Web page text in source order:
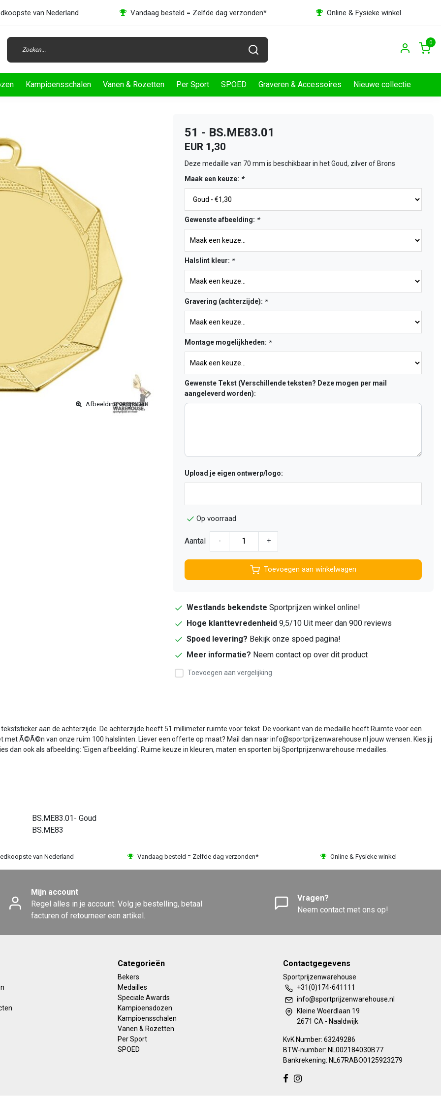
van Nederland Vandaag besteld = Zelfde dag verzonden* Online & Fysieke winkel
0
Kampioensschalen Vanen & Rozetten Per Sport SPOED Graveren & Accessoires Nieuwe collectie
Afbeelding vergroten
51 - BS.ME83.01
EUR 1,30
Deze medaille van 70 mm is beschikbaar in het Goud, zilver of Brons
Maak een keuze: *
Gewenste afbeelding: *
Halslint kleur: *
Gravering (achterzijde): *
Montage mogelijkheden: *
Gewenste Tekst (Verschillende teksten? Deze mogen per mail
aangeleverd worden):
Upload je eigen ontwerp/logo:
Op voorraad
Aantal - +
Toevoegen aan winkelwagen
Westlands bekendste Sportprijzen winkel online!
Hoge klanttevredenheid 9,5/10 Uit meer dan 900 reviews
Spoed levering? Bekijk onze spoed pagina!
Meer informatie? Neem contact op over dit product
Toevoegen aan vergelijking
aan de achterzijde. De achterzijde heeft 51 millimeter ruimte voor tekst. De voorkant van de medaille heeft Ruimte voor een
Ã©Ã©n van onze ruim 100 halslinten. Liever een offerte op maat? Mail dan naar info@sportprijzenwarehouse.nl jouw wensen. Kies jij
dan ook als afbeelding: 'Eigen afbeelding'. Ruime keuze in kleuren, maten en sporten bij Sportprijzenwarehouse medailles.
BS.ME83.01- Goud
BS.ME83
van Nederland Vandaag besteld = Zelfde dag verzonden* Online & Fysieke winkel
Mijn account
Regel alles in je account. Volg je bestelling, betaal
facturen of retourneer een artikel.
Vragen?
Neem contact met ons op!
Categorieën
Bekers
Medailles
Speciale Awards
Kampioensdozen
Kampioensschalen
Vanen & Rozetten
Per Sport
SPOED
Contactgegevens
Sportprijzenwarehouse
+31(0)174-641111
info@sportprijzenwarehouse.nl
Kleine Woerdlaan 19
2671 CA - Naaldwijk
KvK Number: 63249286
BTW-number: NL002184030B77
Bankrekening: NL67RABO0125923279